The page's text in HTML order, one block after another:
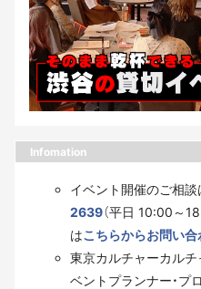
Infomation
イベント開催のご相談
2639（平日 10:00～
はこちらからお問い合
東京カルチャーカル
ベントプランナー・プ